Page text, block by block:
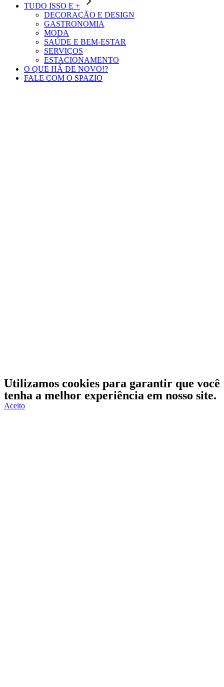
TUDO ISSO E +
DECORAÇÃO E DESIGN
GASTRONOMIA
MODA
SAÚDE E BEM-ESTAR
SERVIÇOS
ESTACIONAMENTO
O QUE HÁ DE NOVO!?
FALE COM O SPAZIO
Utilizamos cookies para garantir que você
tenha a melhor experiência em nosso site.
Aceito